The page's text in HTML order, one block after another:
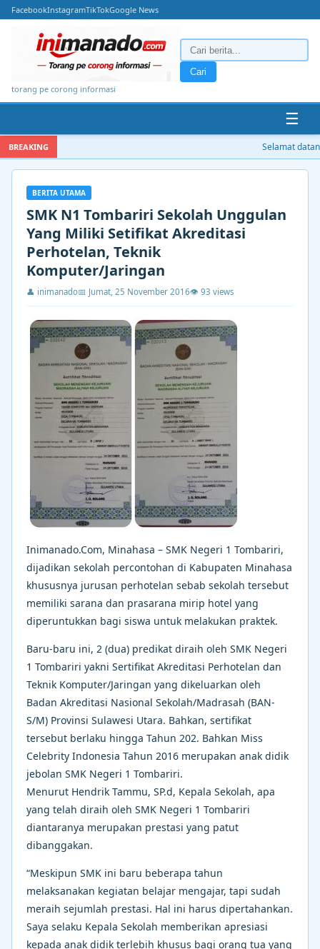
FacebookInstagramTikTokGoogle News
torang pe corong informasi
Cari
☰
BREAKING Selamat
BERITA UTAMA
SMK N1 Tombariri Sekolah Unggulan
Yang Miliki Setifikat Akreditasi
Perhotelan, Teknik
Komputer/Jaringan
👤 inimanado📅 Jumat, 25 November 2016👁 93 views
Inimanado.Com, Minahasa – SMK Negeri 1 Tombariri,
dijadikan sekolah percontohan di Kabupaten Minahasa
khususnya jurusan perhotelan sebab sekolah tersebut
memiliki sarana dan prasarana mirip hotel yang
diperuntukkan bagi siswa untuk melakukan praktek.
Baru-baru ini, 2 (dua) predikat diraih oleh SMK Negeri
1 Tombariri yakni Sertifikat Akreditasi Perhotelan dan
Teknik Komputer/Jaringan yang dikeluarkan oleh
Badan Akreditasi Nasional Sekolah/Madrasah (BAN-
S/M) Provinsi Sulawesi Utara. Bahkan, sertifikat
tersebut berlaku hingga Tahun 202. Bahkan Miss
Celebrity Indonesia Tahun 2016 merupakan anak didik
jebolan SMK Negeri 1 Tombariri.
Menurut Hendrik Tammu, SP.d, Kepala Sekolah, apa
yang telah diraih oleh SMK Negeri 1 Tombariri
diantaranya merupakan prestasi yang patut
dibanggakan.
“Meskipun SMK ini baru beberapa tahun
melaksanakan kegiatan belajar mengajar, tapi sudah
meraih sejumlah prestasi. Hal ini harus dipertahankan.
Saya selaku Kepala Sekolah memberikan apresiasi
kepada anak didik terlebih khusus bagi orang tua yang